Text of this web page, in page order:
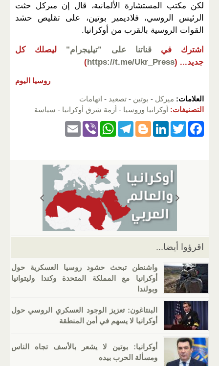
لكن مكتب المستشارة الألمانية، قال إن ميركل حثت
الرئيس الروسي، فلاديمير بوتين، على تقليص حشد
القوات الروسية بالقرب من أوكرانيا.
اشترك في قناتنا على "تيليجرام"
ليصلك كل
جديد... (
https://t.me/Ukr_Press
)
روسيا اليوم
العلامات: ميركل - بوتين - تصعيد - اتهامات
التصنيفات: أوكرانيا وروسيا - أزمة شرق أوكرانيا - سياسة
F
k
T
er
Li
e
dI
n
Bl
g
er
T
gr
a
m
W
s
A
p
Vi
اقرؤوا أيضا...
واشنطن تبحث حشود روسيا العسكرية حول
أوكرانيا مع المملكة المتحدة وكندا وليتوانيا
وبولندا
البنتاغون: تعزيز الوجود العسكري الروسي حول
أوكرانيا لا يسهم في أمن المنطقة
أوكرانيا: بوتين لا يشعر بالأسف تجاه الناس
ومسألة الحرب بيده